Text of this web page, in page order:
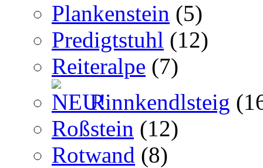
Plankenstein (5)
Predigtstuhl (12)
Reiteralpe (7)
Rinnkendlsteig
Roßstein (12)
Rotwand (8)